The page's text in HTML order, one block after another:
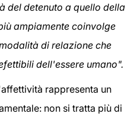
del detenuto a quello della
ampiamente coinvolge
di relazione che
dell'essere umano".
rappresenta un
non si tratta più di